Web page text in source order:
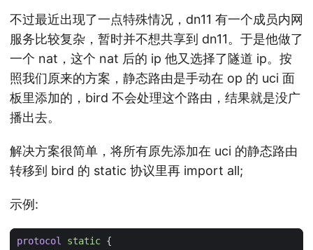
不过最近出现了一点特殊情况，dn11 有一个成员内网
服务比较复杂，暂时并不想共享到 dn11。于是他做了
一个 nat，这个 nat 后的 ip 他又选择了隧道 ip。按
照我们原来的方案，静态路由是手动在 op 的 uci 面
板里添加的，bird 不会处理这个路由，结果就是没广
播出去。
解决方案很简单，将所有原先添加在 uci 的静态路由
转移到 bird 的 static 协议里再 import all;
示例:
protocol static {